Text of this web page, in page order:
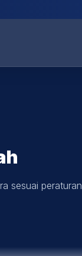
sesuai peraturan